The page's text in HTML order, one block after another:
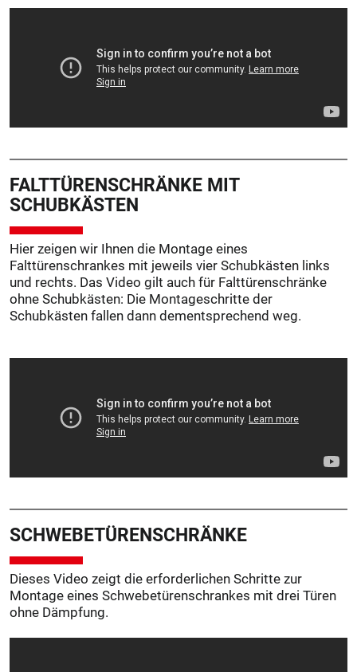
FALTTÜREN­SCHRÄNKE MIT
SCHUBKÄSTEN
Hier zeigen wir Ihnen die Montage eines
Falttürenschrankes mit jeweils vier Schubkästen links
und rechts. Das Video gilt auch für Falttürenschränke
ohne Schubkästen: Die Montageschritte der
Schubkästen fallen dann dementsprechend weg.
SCHWEBETÜREN­SCHRÄNKE
Dieses Video zeigt die erforderlichen Schritte zur
Montage eines Schwebetürenschrankes mit drei Türen
ohne Dämpfung.